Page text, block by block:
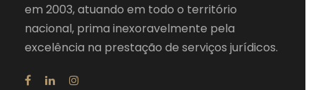
em 2003, atuando em todo o território
nacional, prima inexoravelmente pela
excelência na prestação de serviços jurídicos.